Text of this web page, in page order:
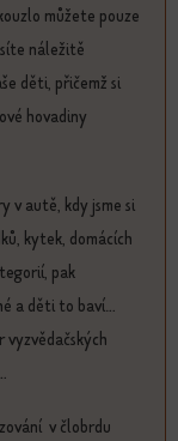
můžete pouze
náležitě
děti, přičemž si
hovadiny
v autě, kdy jsme si
kytek, domácích
pak
a děti to baví...
vyzvědačských
v člobrdu